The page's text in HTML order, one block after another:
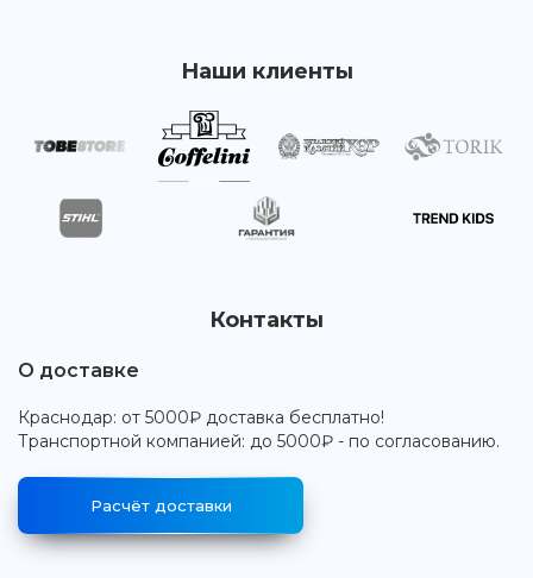
Наши клиенты
Контакты
О доставке
Краснодар: от 5000₽ доставка бесплатно!
Транспортной компанией: до 5000₽ - по согласованию.
Расчёт доставки